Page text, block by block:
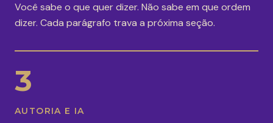
Você sabe o que quer dizer. Não sabe em que ordem
dizer. Cada parágrafo trava a próxima seção.
3
AUTORIA E IA